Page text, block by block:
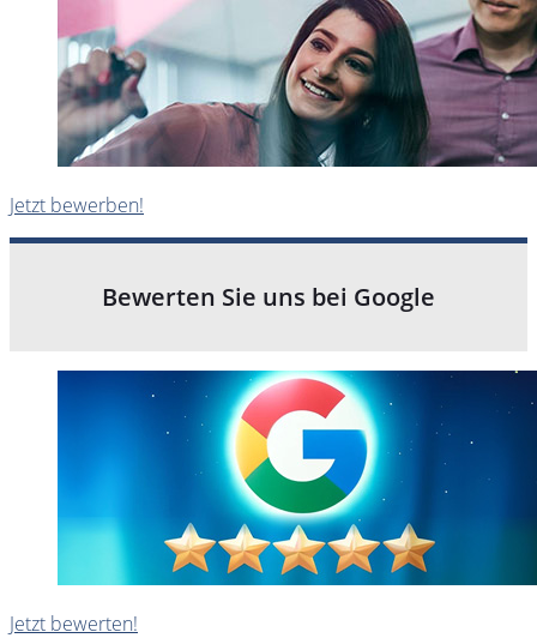
Jetzt bewerben!
Bewerten Sie uns bei Google
Jetzt bewerten!